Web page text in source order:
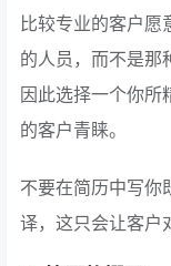
比较专业的客户愿
的人员，而不是那
因此选择一个你所
的客户青睐。
不要在简历中写你
译，这只会让客户